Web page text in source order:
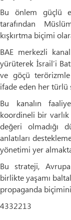
Bu önlem güçlü
tarafından
kışkırtma biçimi
BAE merkezli
yürüterek İsrail’i
ve göçü
ifade eden her türlü
Bu kanalın
koordineli bir
değeri olmadığı
anlatıları
yönetimi yer
Bu strateji,
birlikte yaşamı
propaganda
4332213